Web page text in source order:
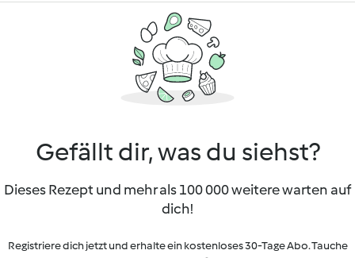
Gefällt dir, was du siehst?
Dieses Rezept und mehr als 100 000 weitere warten auf
dich!
Registriere dich jetzt und erhalte ein kostenloses 30-Tage Abo. Tauche